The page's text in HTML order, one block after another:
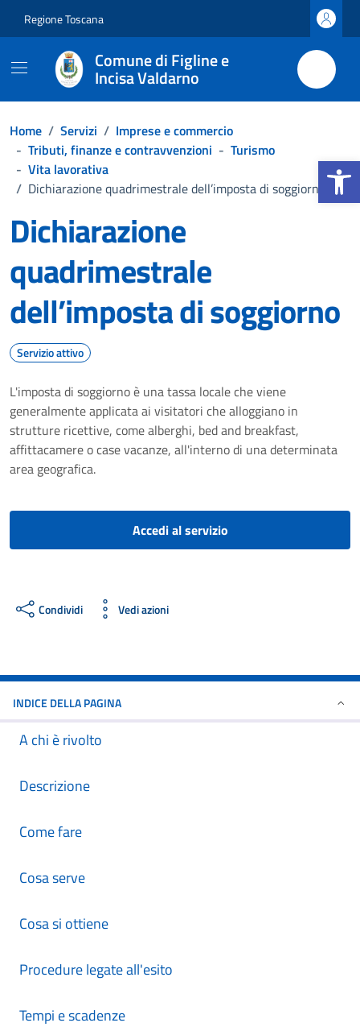
Apri la
Regione Toscana
Comune di Figline e
Incisa Valdarno
Home / Servizi / Imprese e commercio
- Tributi, finanze e contravvenzioni - Turismo
- Vita lavorativa
/ Dichiarazione quadrimestrale dell’imposta di soggiorno
Dichiarazione
quadrimestrale
dell’imposta di soggiorno
Servizio attivo
L'imposta di soggiorno è una tassa locale che viene
generalmente applicata ai visitatori che alloggiano in
strutture ricettive, come alberghi, bed and breakfast,
affittacamere o case vacanze, all'interno di una determinata
area geografica.
Accedi al servizio
Condividi Vedi azioni
INDICE DELLA PAGINA
A chi è rivolto
Descrizione
Come fare
Cosa serve
Cosa si ottiene
Procedure legate all'esito
Tempi e scadenze